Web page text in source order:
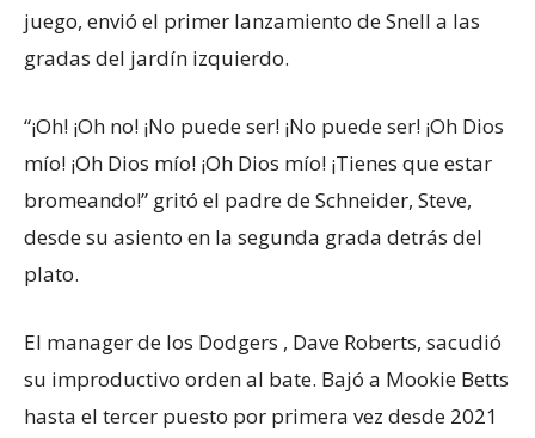
juego, envió el primer lanzamiento de Snell a las
gradas del jardín izquierdo.
“¡Oh! ¡Oh no! ¡No puede ser! ¡No puede ser! ¡Oh Dios
mío! ¡Oh Dios mío! ¡Oh Dios mío! ¡Tienes que estar
bromeando!” gritó el padre de Schneider, Steve,
desde su asiento en la segunda grada detrás del
plato.
El manager de los Dodgers , Dave Roberts, sacudió
su improductivo orden al bate. Bajó a Mookie Betts
hasta el tercer puesto por primera vez desde 2021